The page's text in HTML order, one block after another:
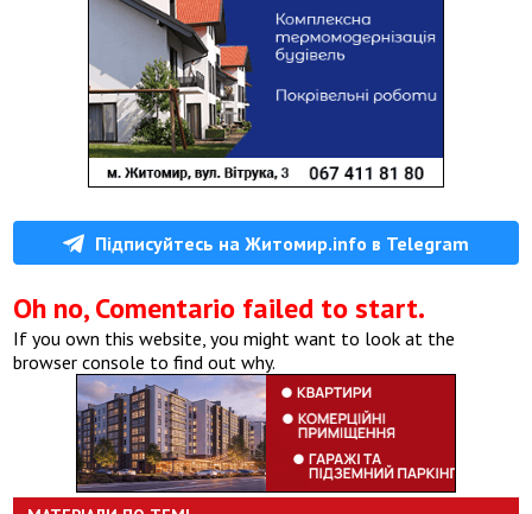
Підписуйтесь на Житомир.info в Telegram
Oh no, Comentario failed to start.
If you own this website, you might want to look at the
browser console to find out why.